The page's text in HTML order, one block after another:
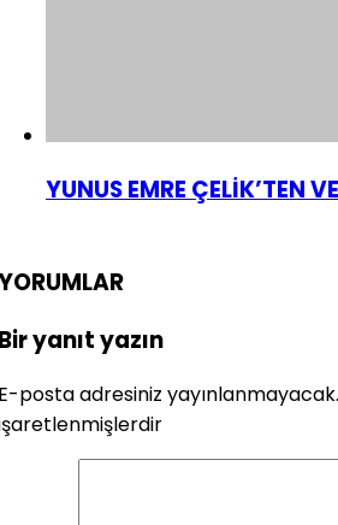
YUNUS EMRE ÇELİK’TEN
yanıt yazın
posta adresiniz yayınlanmayacak.